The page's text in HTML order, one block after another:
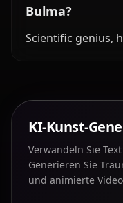
Bulma?
Scientific genius,
KI-Kunst-
Verwandeln Sie
Generieren Sie
und animierte